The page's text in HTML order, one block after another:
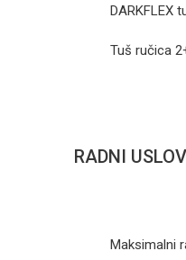
DARKFLEX
Tuš ručica
RADNI
Maksimalni